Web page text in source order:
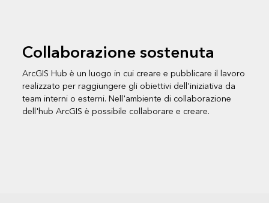
Collaborazione sostenuta
ArcGIS Hub è un luogo in cui creare e pubblicare il lavoro
realizzato per raggiungere gli obiettivi dell'iniziativa da
team interni o esterni. Nell'ambiente di collaborazione
dell'hub ArcGIS è possibile collaborare e creare.